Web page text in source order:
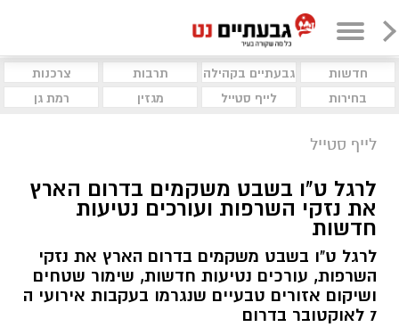
חדשות גבעתיים בקהילה תרבות
צרכנות
בחירות
לייף סטייל מגזין רמת גן
לייף סטייל
לרגל ט"ו בשבט משקמים בדרום הארץ
את נזקי השרפות ועורכים נטיעות
חדשות
לרגל ט"ו בשבט משקמים בדרום הארץ את נזקי
השרפות, עורכים נטיעות חדשות, שימור שטחים
ושיקום אזורים טבעיים שנגרמו בעקבות אירועי ה
7 לאוקטובר בדרום